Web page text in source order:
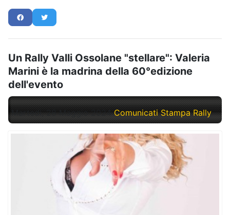
Un Rally Valli Ossolane "stellare": Valeria
Marini è la madrina della 60°edizione
dell'evento
Martedì, 28 Maggio 2024 Comunicati Stampa Rally